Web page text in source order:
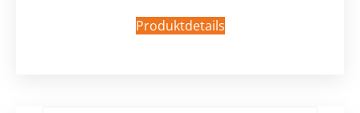
Produktdetails